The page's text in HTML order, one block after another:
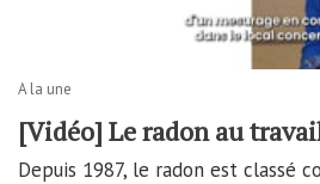
A la une
[Vidéo] Le radon au
Depuis 1987, le radon est classé